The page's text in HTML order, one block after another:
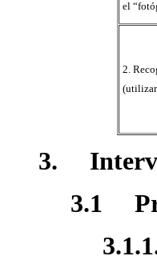
el
2.
3.
3.1